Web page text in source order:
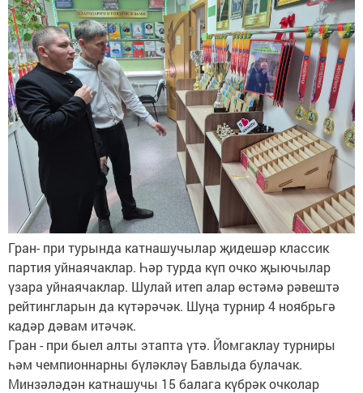
Гран- при турында катнашучылар җидешәр классик
партия уйнаячаклар. Һәр турда күп очко җыючылар
үзара уйнаячаклар. Шулай итеп алар өстәмә рәвештә
рейтингларын да күтәрәчәк. Шуңа турнир 4 ноябрьгә
кадәр дәвам итәчәк.
Гран - при быел алты этапта үтә. Йомгаклау турниры
һәм чемпионнарны бүләкләү Бавлыда булачак.
Минзәләдән катнашучы 15 балага күбрәк очколар